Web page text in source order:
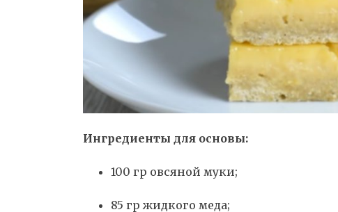
Ингредиенты для основы:
100 гр овсяной муки;
85 гр жидкого меда;